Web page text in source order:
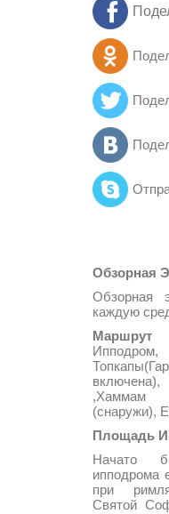
Обзорная
Обзорная
каждую
Маршрут
(снаружи),
Площадь
Начато
ипподрома
при
Святой